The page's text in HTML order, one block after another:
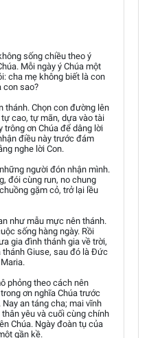
sống chiều theo ý
Mỗi ngày ý Chúa một
cha mẹ không biết là con
con sao?
thánh. Chọn con đường lên
cao, tự mãn, dựa vào tài
trông ơn Chúa để dâng lời
điều này trước đám
nghe lời Con.
người đón nhận mình.
đói cùng run, no chung
gặm cỏ, trở lại lều
như mẫu mực nên thánh.
sống hàng ngày. Rồi
gia đình thánh gia về trời,
Giuse, sau đó là Đức
phỏng theo cách nên
ơn nghĩa Chúa trước
an táng cha; mai vĩnh
yêu và cuối cùng chính
Chúa. Ngày đoàn tụ của
gần kề.